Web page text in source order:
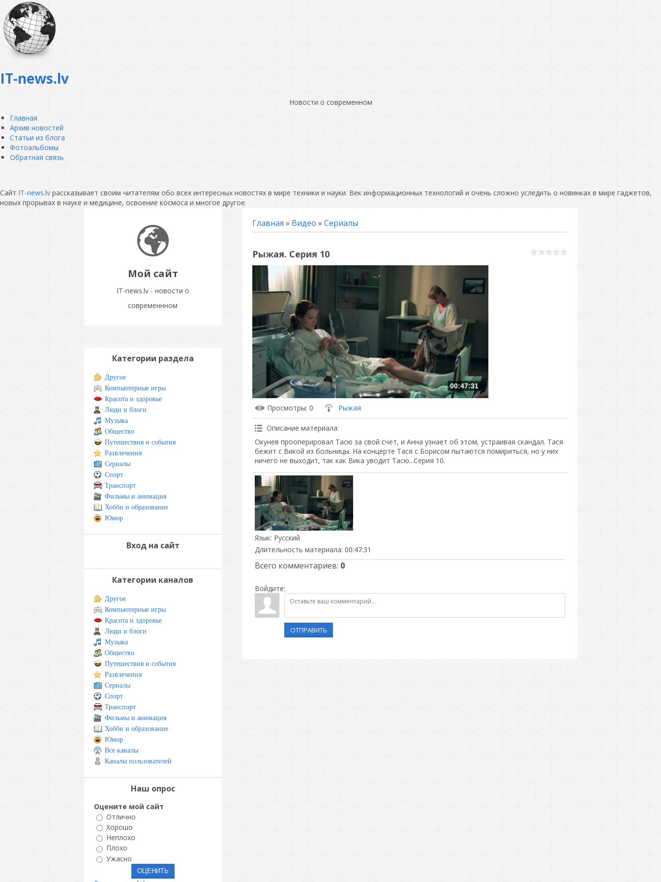
IT-news.lv
Новости о современном
Главная
Архив новостей
Статьи из блога
Фотоальбомы
Обратная связь
Сайт IT-news.lv рассказывает своим читателям обо всех интересных новостях в мире техники и науки. Век информационных технологий и очень сложно уследить о новинках в мире гаджетов,
новых прорывах в науке и медицине, освоение космоса и многое другое.
Мой сайт
IT-news.lv - новости о
современнном
Главная » Видео » Сериалы
Рыжая. Серия 10
00:47:31
Просмотры: 0 Рыжая
Описание материала:
Окунев прооперировал Тасю за свой счет, и Анна узнает об этом, устраивая скандал. Тася
бежит с Викой из больницы. На концерте Тася с Борисом пытаются помириться, но у них
ничего не выходит, так как Вика уводит Тасю...Серия 10.
Язык: Русский
Длительность материала: 00:47:31
Всего комментариев: 0
Войдите:
ОТПРАВИТЬ
Категории раздела
Другое
Компьютерные игры
Красота и здоровье
Люди и блоги
Музыка
Общество
Путешествия и события
Развлечения
Сериалы
Спорт
Транспорт
Фильмы и анимация
Хобби и образование
Юмор
Вход на сайт
Категории каналов
Другое
Компьютерные игры
Красота и здоровье
Люди и блоги
Музыка
Общество
Путешествия и события
Развлечения
Сериалы
Спорт
Транспорт
Фильмы и анимация
Хобби и образование
Юмор
Все каналы
Каналы пользователей
Наш опрос
Оцените мой сайт
Отлично
Хорошо
Неплохо
Плохо
Ужасно